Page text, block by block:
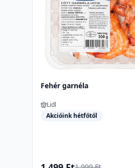
Fehér garnéla
Lidl
Akcióink hétfőtől